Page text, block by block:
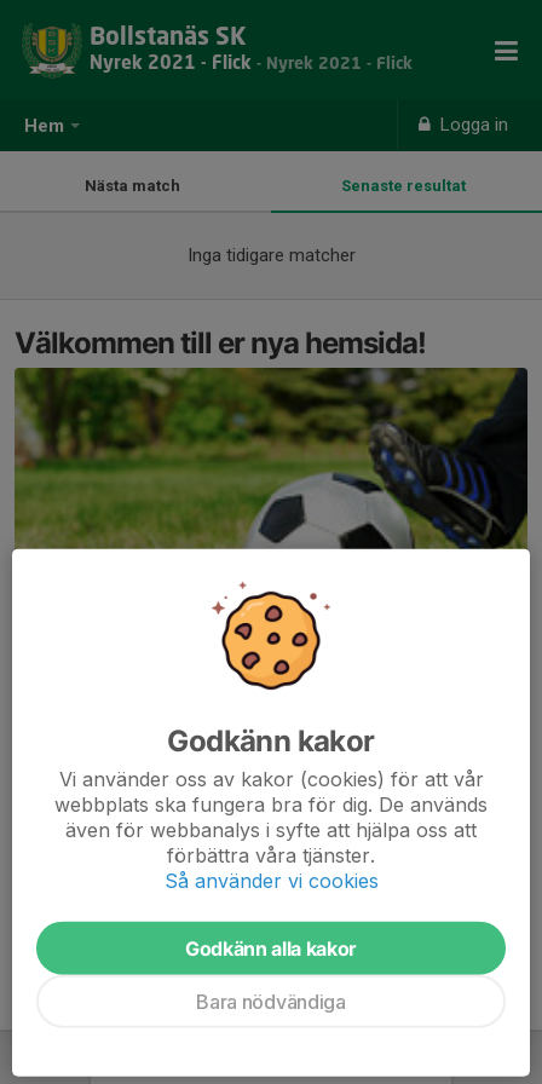
Hem Logga in
Bollstanäs SK
Nyrek 2021 - Flick - Nyrek 2021 - Flick
Nästa match Senaste resultat
Inga tidigare matcher
Välkommen till er nya hemsida!
Här hamnar automatiskt de senaste nyheterna på hemsidan. För
att kunna börja administrera hemsidan loggar du in högst upp till
höger.
Godkänn kakor
Vi använder oss av kakor (cookies) för att vår
webbplats ska fungera bra för dig. De används
även för webbanalys i syfte att hjälpa oss att
förbättra våra tjänster.
Så använder vi cookies
Godkänn alla kakor
Bara nödvändiga